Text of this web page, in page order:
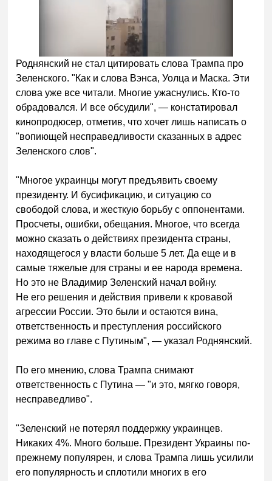
Роднянский не стал цитировать слова Трампа про
Зеленского. "Как и слова Вэнса, Уолца и Маска. Эти
слова уже все читали. Многие ужаснулись. Кто-то
обрадовался. И все обсудили", — констатировал
кинопродюсер, отметив, что хочет лишь написать о
"вопиющей несправедливости сказанных в адрес
Зеленского слов".
"Многое украинцы могут предъявить своему
президенту. И бусификацию, и ситуацию со
свободой слова, и жесткую борьбу с оппонентами.
Просчеты, ошибки, обещания. Многое, что всегда
можно сказать о действиях президента страны,
находящегося у власти больше 5 лет. Да еще и в
самые тяжелые для страны и ее народа времена.
Но это не Владимир Зеленский начал войну.
Не его решения и действия привели к кровавой
агрессии России. Это были и остаются вина,
ответственность и преступления российского
режима во главе с Путиным", — указал Роднянский.
По его мнению, слова Трампа снимают
ответственность с Путина — "и это, мягко говоря,
несправедливо".
"Зеленский не потерял поддержку украинцев.
Никаких 4%. Много больше. Президент Украины по-
прежнему популярен, и слова Трампа лишь усилили
его популярность и сплотили многих в его